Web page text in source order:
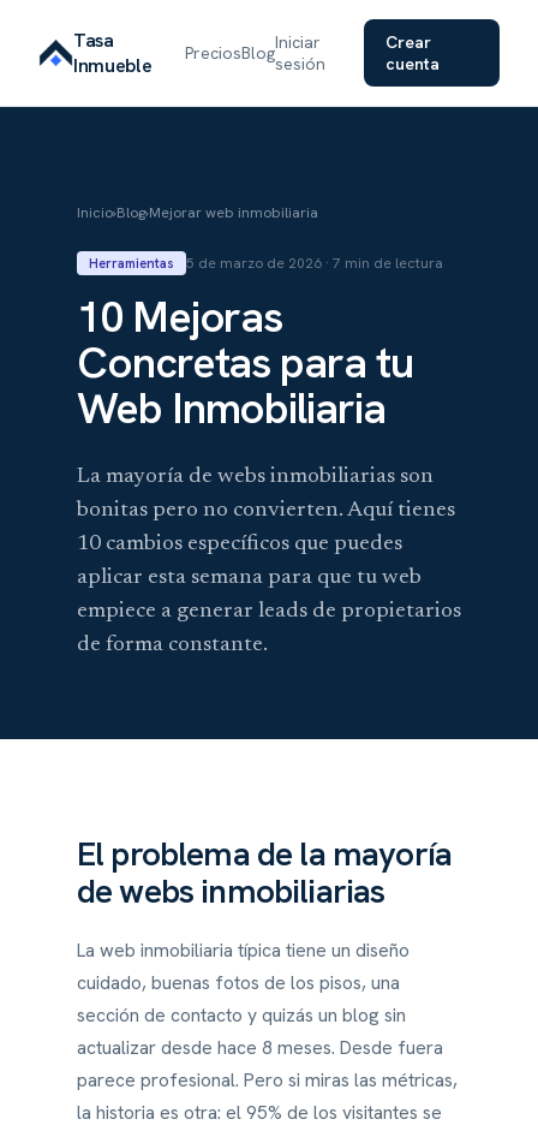
Tasa
Inmueble
PreciosBlogIniciar
sesión
Crear
cuenta
Inicio›Blog›Mejorar web inmobiliaria
Herramientas 5 de marzo de 2026 · 7 min de lectura
10 Mejoras
Concretas para tu
Web Inmobiliaria
La mayoría de webs inmobiliarias son
bonitas pero no convierten. Aquí tienes
10 cambios específicos que puedes
aplicar esta semana para que tu web
empiece a generar leads de propietarios
de forma constante.
El problema de la mayoría
de webs inmobiliarias
La web inmobiliaria típica tiene un diseño
cuidado, buenas fotos de los pisos, una
sección de contacto y quizás un blog sin
actualizar desde hace 8 meses. Desde fuera
parece profesional. Pero si miras las métricas,
la historia es otra: el 95% de los visitantes se